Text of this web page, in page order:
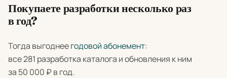
Покупаете разработки несколько раз
в год?
Тогда выгоднеегодовой абонемент:
все 281 разработка каталога и обновления к ним
за 50 000 ₽ в год.